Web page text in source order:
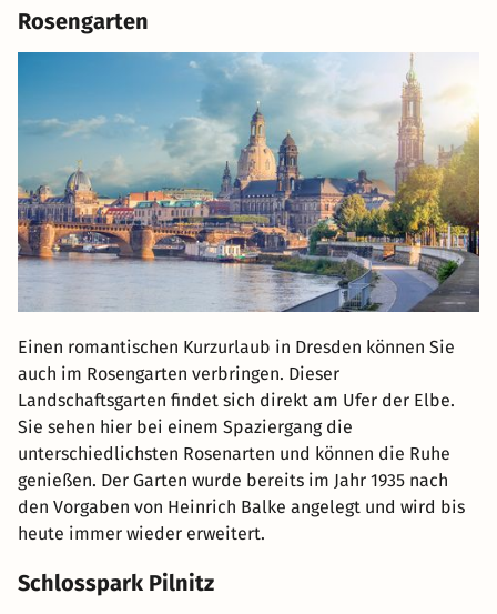
Rosengarten
Einen romantischen Kurzurlaub in Dresden können Sie
auch im Rosengarten verbringen. Dieser
Landschaftsgarten findet sich direkt am Ufer der Elbe.
Sie sehen hier bei einem Spaziergang die
unterschiedlichsten Rosenarten und können die Ruhe
genießen. Der Garten wurde bereits im Jahr 1935 nach
den Vorgaben von Heinrich Balke angelegt und wird bis
heute immer wieder erweitert.
Schlosspark Pilnitz